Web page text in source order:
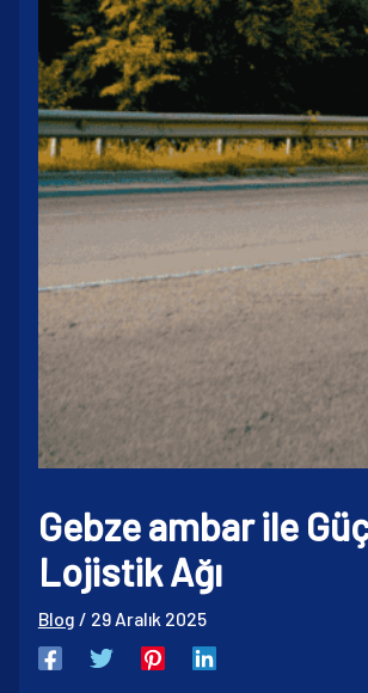
Gebze ambar ile
Lojistik Ağı
Blog / 29 Aralık 2025